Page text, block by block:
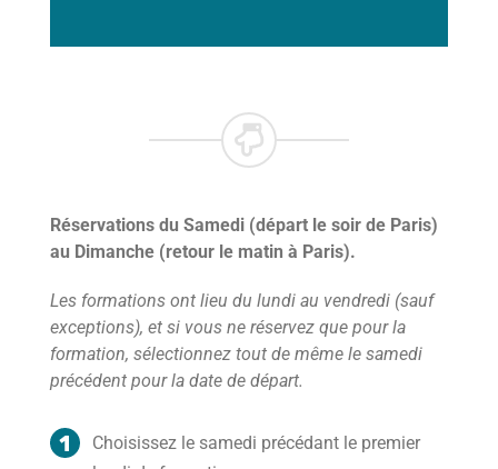
Réservations du Samedi (départ le soir de Paris)
au Dimanche (retour le matin à Paris).
Les formations ont lieu du lundi au vendredi (sauf
exceptions), et si vous ne réservez que pour la
formation, sélectionnez tout de même le samedi
précédent pour la date de départ.
Choisissez le samedi précédant le premier